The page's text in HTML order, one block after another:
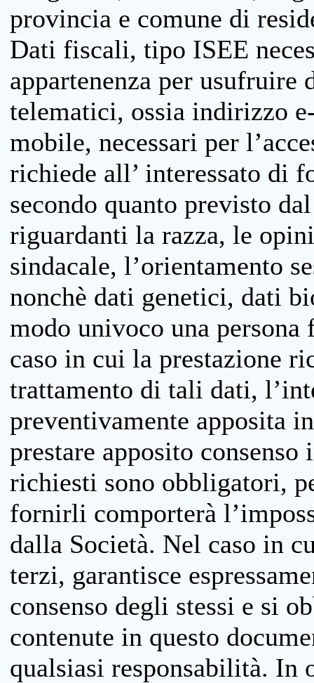
provincia e comune di
Dati fiscali, tipo ISEE
appartenenza per
telematici, ossia indirizzo
mobile, necessari per
richiede all’ interessato di
secondo quanto previsto
riguardanti la razza, le
sindacale, l’orientamento
nonchè dati genetici, dati
modo univoco una
caso in cui la prestazione
trattamento di tali dati,
preventivamente apposita
prestare apposito
richiesti sono obbligatori,
fornirli comporterà
dalla Società. Nel caso in
terzi, garantisce
consenso degli stessi e si
contenute in questo
qualsiasi responsabilità. In